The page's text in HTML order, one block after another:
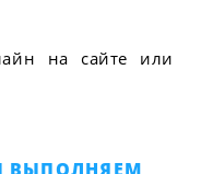
на сайте или